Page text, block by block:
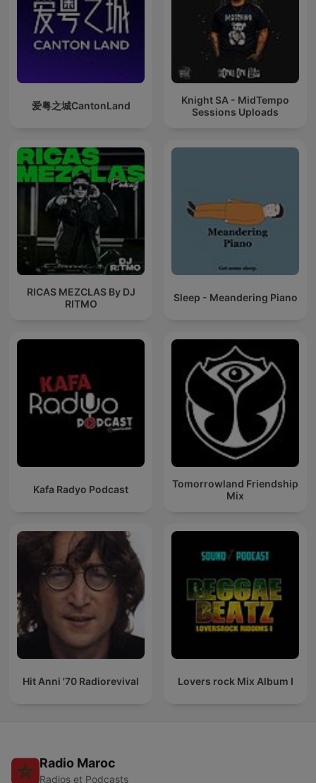
爱粤之城CantonLand
Knight SA - MidTempo
Sessions Uploads
RICAS MEZCLAS By DJ
RITMO
Sleep - Meandering Piano
Kafa Radyo Podcast
Tomorrowland Friendship
Mix
Hit Anni '70 Radiorevival Lovers rock Mix Album I
Radio Maroc
Radios et Podcasts